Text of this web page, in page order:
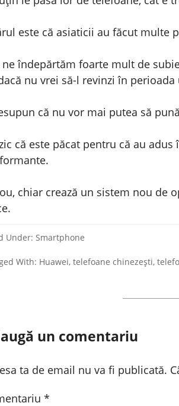
este că asiaticii au făcut multe
ne îndepărtăm foarte mult de
nu vrei să-l revinzi în perioada
că nu vor mai putea să
că este păcat pentru că au
chiar crează un sistem nou de
Under: Smartphone
With: Huawei, telefoane chinezești,
un comentariu
ta de email nu va fi publicată.
*